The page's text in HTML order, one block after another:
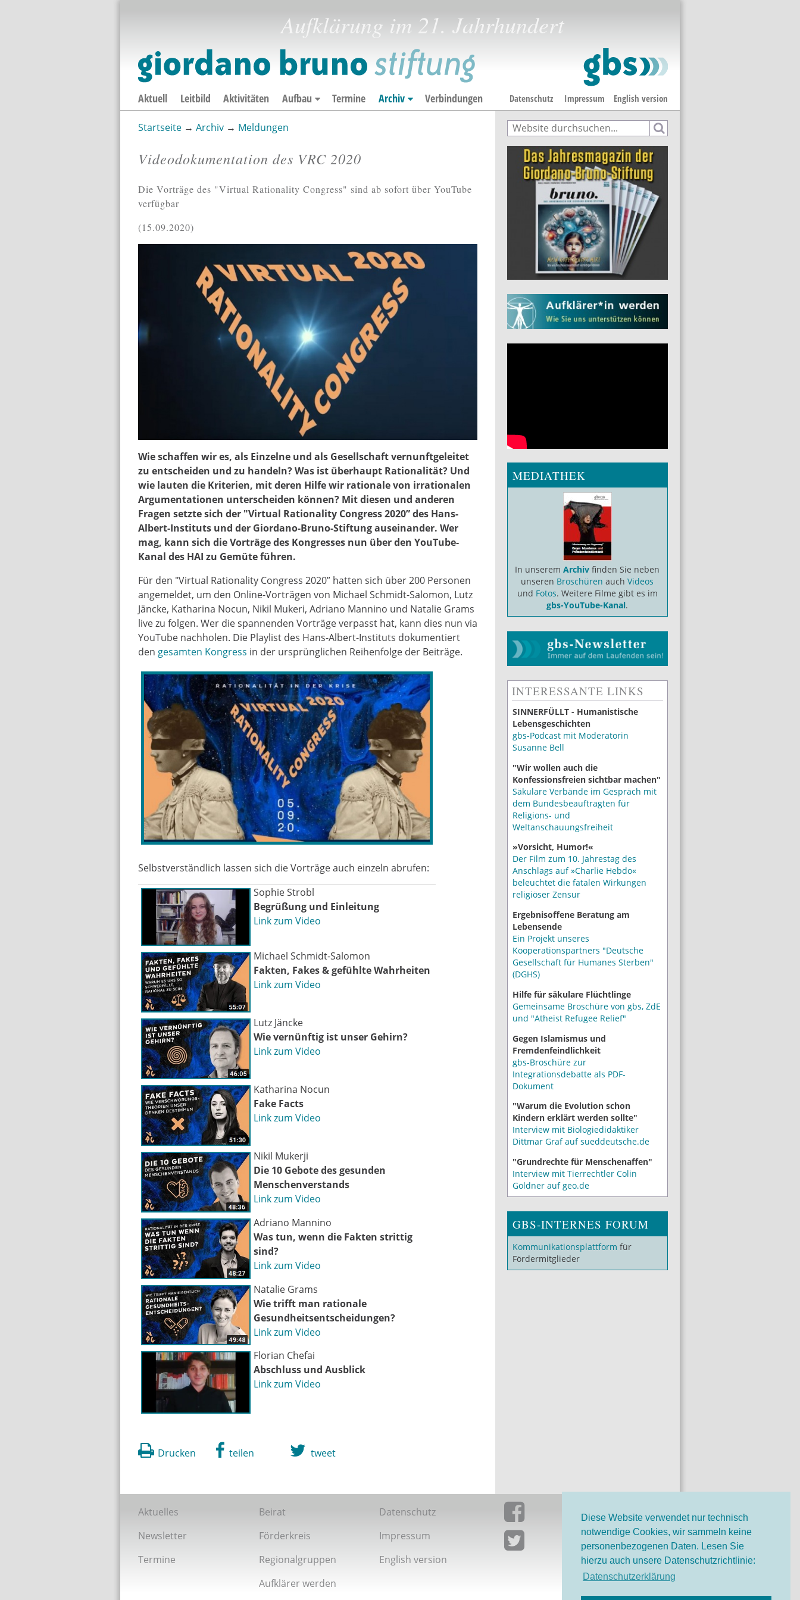
Diese Website verwendet nur technisch
notwendige Cookies, wir sammeln keine
personenbezogenen Daten. Lesen Sie
hierzu auch unsere Datenschutzrichtlinie:
Datenschutzerklärung
Aufklärung im 21. Jahrhundert
English version
Aktuell Leitbild Aktivitäten Aufbau Termine Archiv Verbindungen Datenschutz Impressum
Startseite→ Archiv→ Meldungen
Videodokumentation des VRC 2020
Die Vorträge des "Virtual Rationality Congress" sind ab sofort über YouTube
verfügbar
15.09.2020
screenshot_vrc2020a.jpg
Wie schaffen wir es, als Einzelne und als Gesellschaft vernunftgeleitet
zu entscheiden und zu handeln? Was ist überhaupt Rationalität? Und
wie lauten die Kriterien, mit deren Hilfe wir rationale von irrationalen
Argumentationen unterscheiden können? Mit diesen und anderen
Fragen setzte sich der "Virtual Rationality Congress 2020” des Hans-
Albert-Instituts und der Giordano-Bruno-Stiftung auseinander. Wer
mag, kann sich die Vorträge des Kongresses nun über den YouTube-
Kanal des HAI zu Gemüte führen.
Für den "Virtual Rationality Congress 2020” hatten sich über 200 Personen
angemeldet, um den Online-Vorträgen von Michael Schmidt-Salomon, Lutz
Jäncke, Katharina Nocun, Nikil Mukeri, Adriano Mannino und Natalie Grams
live zu folgen. Wer die spannenden Vorträge verpasst hat, kann dies nun via
YouTube nachholen. Die Playlist des Hans-Albert-Instituts dokumentiert
den gesamten Kongress in der ursprünglichen Reihenfolge der Beiträge.
Selbstverständlich lassen sich die Vorträge auch einzeln abrufen:
Sophie Strobl
Begrüßung und Einleitung
Link zum Video
Michael Schmidt-Salomon
Fakten, Fakes & gefühlte Wahrheiten
Link zum Video
Lutz Jäncke
Wie vernünftig ist unser Gehirn?
Link zum Video
Katharina Nocun
Fake Facts
Link zum Video
Nikil Mukerji
Die 10 Gebote des gesunden
Menschenverstands
Link zum Video
Adriano Mannino
Was tun, wenn die Fakten strittig
sind?
Link zum Video
Natalie Grams
Wie trifft man rationale
Gesundheitsentscheidungen?
Link zum Video
Florian Chefai
Abschluss und Ausblick
Link zum Video
Drucken teilen tweet
Suchformular
Suche
MEDIATHEK
In unseremArchiv finden Sie neben
unseren Broschüren auch Videos
und Fotos. Weitere Filme gibt es im
gbs-YouTube-Kanal.
INTERESSANTE LINKS
SINNERFÜLLT - Humanistische
Lebensgeschichten
gbs-Podcast mit Moderatorin
Susanne Bell
"Wir wollen auch die
Konfessionsfreien sichtbar machen"
Säkulare Verbände im Gespräch mit
dem Bundesbeauftragten für
Religions- und
Weltanschauungsfreiheit
»Vorsicht, Humor!«
Der Film zum 10. Jahrestag des
Anschlags auf »Charlie Hebdo«
beleuchtet die fatalen Wirkungen
religiöser Zensur
Ergebnisoffene Beratung am
Lebensende
Ein Projekt unseres
Kooperationspartners "Deutsche
Gesellschaft für Humanes Sterben"
(DGHS)
Hilfe für säkulare Flüchtlinge
Gemeinsame Broschüre von gbs, ZdE
und "Atheist Refugee Relief"
Gegen Islamismus und
Fremdenfeindlichkeit
gbs-Broschüre zur
Integrationsdebatte als PDF-
Dokument
"Warum die Evolution schon
Kindern erklärt werden sollte"
Interview mit Biologiedidaktiker
Dittmar Graf auf sueddeutsche.de
"Grundrechte für Menschenaffen"
Interview mit Tierrechtler Colin
Goldner auf geo.de
GBS-INTERNES FORUM
Kommunikationsplattform für
Fördermitglieder
Giordano-Bruno-Stiftung auf
Facebook
Giordano-Bruno-Stiftung bei
Aktuelles
Newsletter
Termine
Beirat
Förderkreis
Regionalgruppen
Aufklärer werden
Datenschutz
Impressum
English version